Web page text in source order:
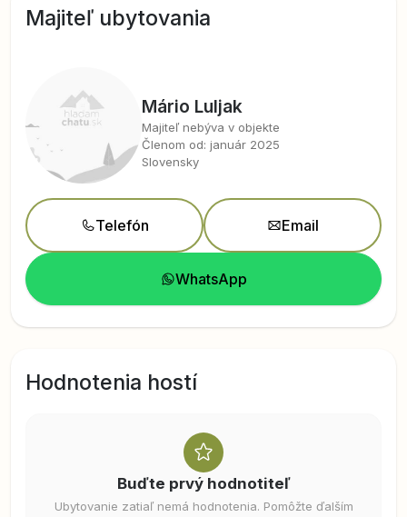
Majiteľ ubytovania
Mário Luljak
Majiteľ nebýva v objekte
Členom od: január 2025
Slovensky
Telefón Email
WhatsApp
Hodnotenia hostí
Buďte prvý hodnotiteľ
Ubytovanie zatiaľ nemá hodnotenia. Pomôžte ďalším